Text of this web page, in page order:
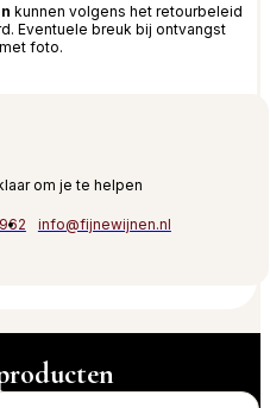
kunnen volgens het retourbeleid
Eventuele breuk bij ontvangst
foto.
om je te helpen
info@fijnewijnen.nl